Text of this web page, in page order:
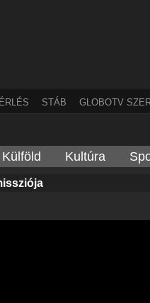
STÁB GLOBOTV
Külföld Kultúra